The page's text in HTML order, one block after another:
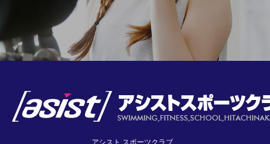
アシスト スポーツクラブ